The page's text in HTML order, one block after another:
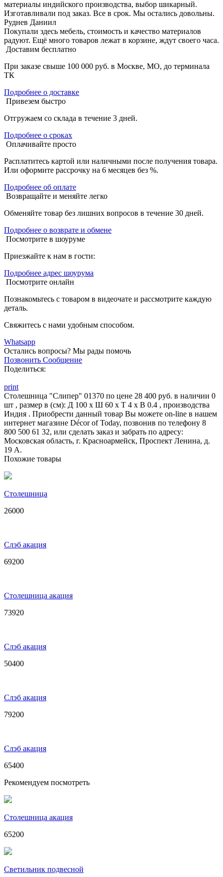
материалы индийского производства, выбор шикарный.
Изготавливали под заказ. Все в срок. Мы остались довольны.
Руднев Даниил
Покупали здесь мебель, стоимость и качество материалов
радуют. Ещё много товаров лежат в корзине, ждут своего часа.
Доставим бесплатно
При заказе свыше 100 000 руб. в Москве, МО, до терминала
ТК
Подробнее о доставке
Привезем быстро
Отгружаем со склада в течение 3 дней.
Подробнее о сроках
Оплачивайте просто
Расплатитесь картой или наличными после получения товара.
Или оформите рассрочку на 6 месяцев без %.
Подробнее об оплате
Возвращайте и меняйте легко
Обменяйте товар без лишних вопросов в течение 30 дней.
Подробнее о возврате и обмене
Посмотрите в шоуруме
Приезжайте к нам в гости:
Подробнее адрес шоурума
Посмотрите онлайн
Познакомьтесь с товаром в видеочате и рассмотрите каждую
деталь.
Свяжитесь с нами удобным способом.
Whatsapp
Остались вопросы? Мы рады помочь
Позвонить Сообщение
Поделиться:
print
Столешница "Слипер" 01370 по цене 28 400 руб. в наличии 0
шт , размер в (см): Д 100 x Ш 60 x Т 4 x В 0.4 , производства
Индия . Приобрести данный товар Вы можете on-line в нашем
интернет магазине Décor of Today, позвонив по телефону 8
800 500 61 32, или сделать заказ и забрать по адресу:
Московская область, г. Красноармейск, Проспект Ленина, д.
19 А.
Похожие товары
Столешница
26000
Слэб акация
69200
Столешница акация
73920
Слэб акация
50400
Слэб акация
79200
Слэб акация
65400
Рекомендуем посмотреть
Столешница акация
65200
Светильник подвесной